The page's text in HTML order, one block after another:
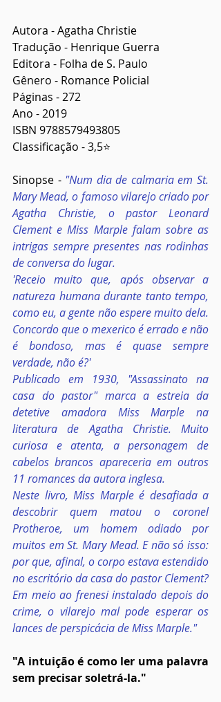
Autora - Agatha Christie
Tradução - Henrique Guerra
Editora - Folha de S. Paulo
Gênero - Romance Policial
Páginas - 272
Ano - 2019
ISBN 9788579493805
Classificação - 3,5⭐
Sinopse - "Num dia de calmaria em St.
Mary Mead, o famoso vilarejo criado por
Agatha Christie, o pastor Leonard
Clement e Miss Marple falam sobre as
intrigas sempre presentes nas rodinhas
de conversa do lugar.
'Receio muito que, após observar a
natureza humana durante tanto tempo,
como eu, a gente não espere muito dela.
Concordo que o mexerico é errado e não
é bondoso, mas é quase sempre
verdade, não é?'
Publicado em 1930, "Assassinato na
casa do pastor" marca a estreia da
detetive amadora Miss Marple na
literatura de Agatha Christie. Muito
curiosa e atenta, a personagem de
cabelos brancos apareceria em outros
11 romances da autora inglesa.
Neste livro, Miss Marple é desafiada a
descobrir quem matou o coronel
Protheroe, um homem odiado por
muitos em St. Mary Mead. E não só isso:
por que, afinal, o corpo estava estendido
no escritório da casa do pastor Clement?
Em meio ao frenesi instalado depois do
crime, o vilarejo mal pode esperar os
lances de perspicácia de Miss Marple."
"A intuição é como ler uma palavra
sem precisar soletrá-la."